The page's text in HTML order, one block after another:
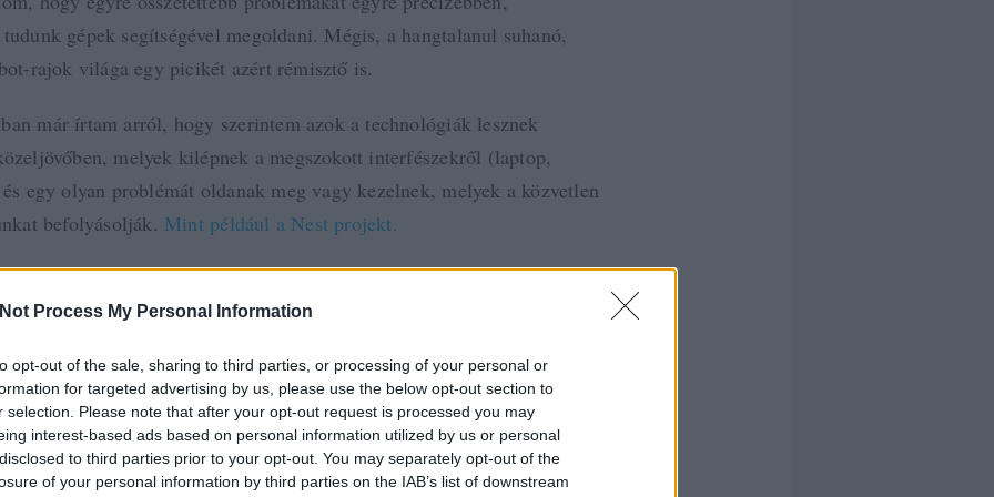
Process My Personal Information
opt-out of the sale, sharing to third parties, or processing of your personal or
for targeted advertising by us, please use the below opt-out section to
selection. Please note that after your opt-out request is processed you may
interest-based ads based on personal information utilized by us or personal
to third parties prior to your opt-out. You may separately opt-out of the
of your personal information by third parties on the IAB’s list of downstream
gépek segítségével megoldani. Mégis, a hangtalanul suhanó,
rajok világa egy picikét azért rémisztő is.
már írtam arról, hogy szerintem azok a technológiák lesznek
melyek kilépnek a megszokott interfészekről (laptop,
egy olyan problémát oldanak meg vagy kezelnek, melyek a közvetlen
befolyásolják. Mint például a Nest projekt.
hogy a minirobotok fejlődése is ebbe az irányba kell, hogy hasson.
a cégekbe az IT-szektornak pénzt fektetnie, mint a hadiiparnak.
post, oszd meg Facebookon Twitteren vagy Google+-on!
robotok futurológia mini robot repülő robot